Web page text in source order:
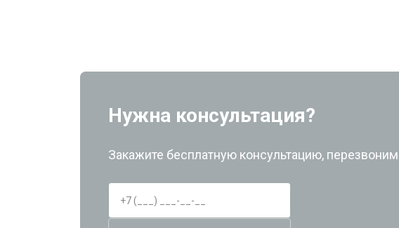
Нужна консультация?
Закажите бесплатную консультацию,